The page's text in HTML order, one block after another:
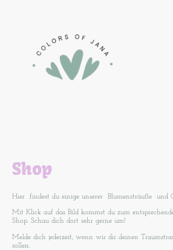
Shop
Hier findest du einige unserer Blumensträuße und
Mit Klick auf das Bild kommst du zum
Shop. Schau dich dort sehr gerne um!
Melde dich jederzeit, wenn wir dir deinen
sollen.